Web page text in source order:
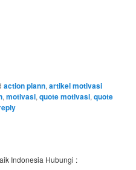
action plann,artikel motivasi
,motivasi,quote motivasi,quote
Indonesia Hubungi :